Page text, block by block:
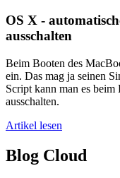
OS X -
ausschalten
Beim Booten des
ein. Das mag ja seinen
Script kann man es
ausschalten.
Artikel lesen
Blog Cloud